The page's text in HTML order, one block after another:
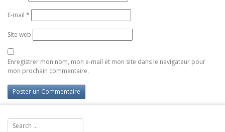
E-mail *
Site web
Enregistrer mon nom, mon e-mail et mon site dans le navigateur pour
mon prochain commentaire.